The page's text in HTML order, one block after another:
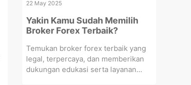
22 May 2025
Yakin Kamu Sudah Memilih
Broker Forex Terbaik?
Temukan broker forex terbaik yang
legal, terpercaya, dan memberikan
dukungan edukasi serta layanan...